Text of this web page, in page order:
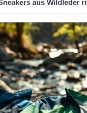
aus Wildleder